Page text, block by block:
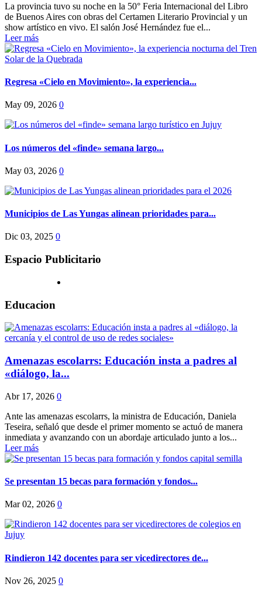
La provincia tuvo su noche en la 50° Feria Internacional del Libro
de Buenos Aires con obras del Certamen Literario Provincial y un
show artístico en vivo. El salón José Hernández fue el...
Leer más
Regresa «Cielo en Movimiento», la experiencia...
May 09, 2026 0
Los números del «finde» semana largo...
May 03, 2026 0
Municipios de Las Yungas alinean prioridades para...
Dic 03, 2025 0
Espacio Publicitario
Educacion
Amenazas escolarrs: Educación insta a padres al
«diálogo, la...
Abr 17, 2026 0
Ante las amenazas escolarrs, la ministra de Educación, Daniela
Teseira, señaló que desde el primer momento se actuó de manera
inmediata y avanzando con un abordaje articulado junto a los...
Leer más
Se presentan 15 becas para formación y fondos...
Mar 02, 2026 0
Rindieron 142 docentes para ser vicedirectores de...
Nov 26, 2025 0